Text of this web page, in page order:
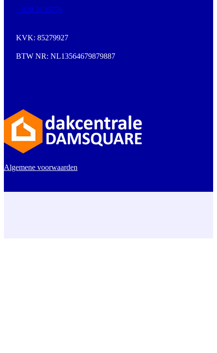
020 2136776
KVK: 85279927
BTW NR: NL13564679879887
Algemene voorwaarden